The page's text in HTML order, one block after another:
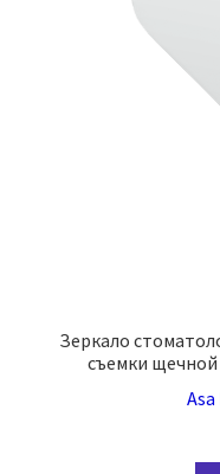
Зеркало
съемки щечной